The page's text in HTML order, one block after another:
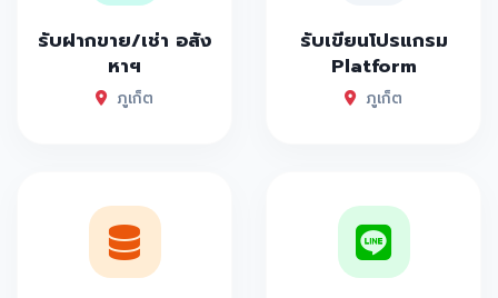
รับฝากขาย/เช่า อสัง
หาฯ
ภูเก็ต
รับเขียนโปรแกรม
Platform
ภูเก็ต